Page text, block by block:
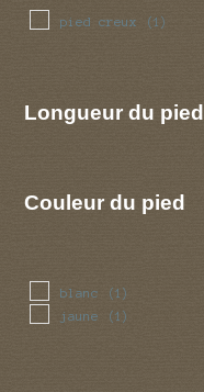
pied creux (1)
Longueur du pied
Couleur du pied
blanc (1)
jaune (1)